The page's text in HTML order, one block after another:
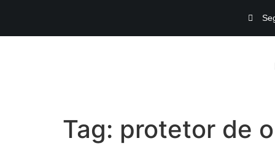
Tag: protetor de